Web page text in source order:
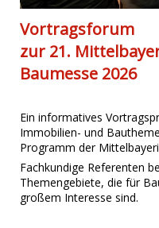
Vortragsforum
zur 21.
Baumesse 2026
Ein informatives
Immobilien- und
Programm der
Fachkundige Referenten
Themengebiete, die für
großem Interesse sind.